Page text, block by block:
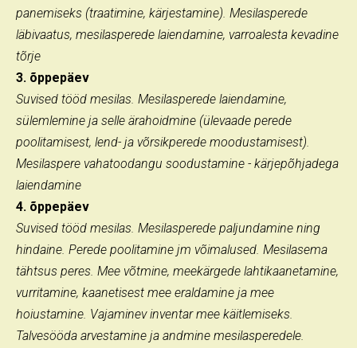
panemiseks (traatimine, kärjestamine). Mesilasperede
läbivaatus, mesilasperede laiendamine, varroalesta kevadine
tõrje
3. õppepäev
Suvised tööd mesilas. Mesilasperede laiendamine,
sülemlemine ja selle ärahoidmine (ülevaade perede
poolitamisest, lend- ja võrsikperede moodustamisest).
Mesilaspere vahatoodangu soodustamine - kärjepõhjadega
laiendamine
4. õppepäev
Suvised tööd mesilas. Mesilasperede paljundamine ning
hindaine. Perede poolitamine jm võimalused. Mesilasema
tähtsus peres. Mee võtmine, meekärgede lahtikaanetamine,
vurritamine, kaanetisest mee eraldamine ja mee
hoiustamine. Vajaminev inventar mee käitlemiseks.
Talvesööda arvestamine ja andmine mesilasperedele.